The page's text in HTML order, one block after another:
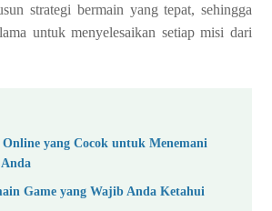
strategi bermain yang tepat, sehingga
untuk menyelesaikan setiap misi dari
yang Cocok untuk Menemani
Game yang Wajib Anda Ketahui